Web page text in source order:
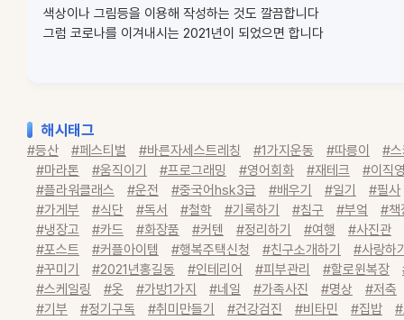
색상이나 그림등을 이용해 작성하는 것도 깔끔합니다
그럼 코로나를 이겨내시는 2021년이 되었으면 합니다
해시태그
#등산 #페스티벌 #바른자세스트레칭 #1가지운동 #따릉이
#스
#마라톤
#움직이기 #프로그래밍 #영어회화 #재테크
#이직
#플라워클래스
#운전 #중국어hsk3급 #배우기 #일기
#필사
#가게부
#식단 #독서 #철학 #기록하기 #침구 #부엌
#책
#냉장고
#카드 #화장품 #커텐 #정리하기 #여행
#사진관
#포스트
#커플아이템 #행복주택신청 #친구소개하기
#사랑하
#꾸미기
#2021년홍길동 #인테리어 #피부관리 #할로윈복장
#스케일링
#옷 #가방1가지 #네일 #가족사진 #명상
#저축
#기부
#정기구독 #취미만들기 #건강검진 #비타민 #집밥